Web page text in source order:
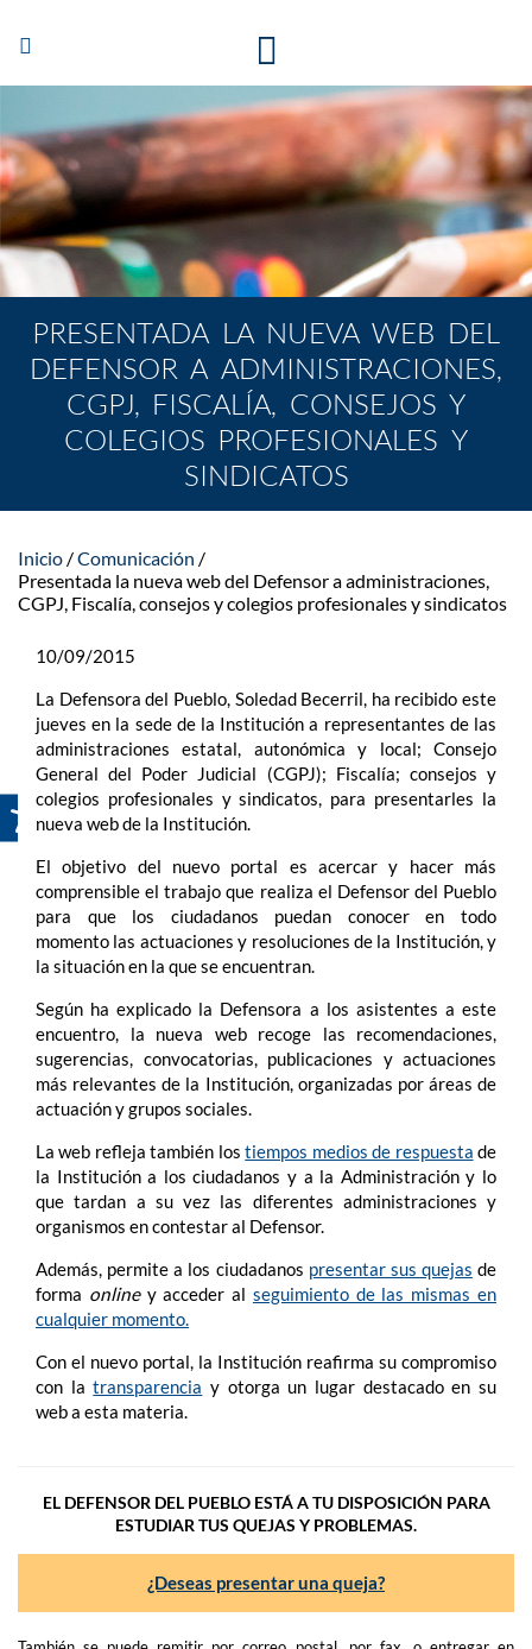
Abrir/Cerrar
navegación
PRESENTADA LA NUEVA WEB DEL
DEFENSOR A ADMINISTRACIONES,
CGPJ, FISCALÍA, CONSEJOS Y
COLEGIOS PROFESIONALES Y
SINDICATOS
Inicio
Comunicación
Presentada la nueva web del Defensor a administraciones,
CGPJ, Fiscalía, consejos y colegios profesionales y sindicatos
10/09/2015
La Defensora del Pueblo, Soledad Becerril, ha recibido este
jueves en la sede de la Institución a representantes de las
administraciones estatal, autonómica y local; Consejo
General del Poder Judicial (CGPJ); Fiscalía; consejos y
colegios profesionales y sindicatos, para presentarles la
nueva web de la Institución.
El objetivo del nuevo portal es acercar y hacer más
comprensible el trabajo que realiza el Defensor del Pueblo
para que los ciudadanos puedan conocer en todo
momento las actuaciones y resoluciones de la Institución, y
la situación en la que se encuentran.
Según ha explicado la Defensora a los asistentes a este
encuentro, la nueva web recoge las recomendaciones,
sugerencias, convocatorias, publicaciones y actuaciones
más relevantes de la Institución, organizadas por áreas de
actuación y grupos sociales.
La web refleja también lostiempos medios de respuesta de
la Institución a los ciudadanos y a la Administración y lo
que tardan a su vez las diferentes administraciones y
organismos en contestar al Defensor.
Además, permite a los ciudadanos presentar sus quejas de
forma onliney acceder al seguimiento de las mismas en
cualquier momento.
Con el nuevo portal, la Institución reafirma su compromiso
con latransparencia y otorga un lugar destacado en su
web a esta materia.
EL DEFENSOR DEL PUEBLO ESTÁ A TU DISPOSICIÓN PARA
ESTUDIAR TUS QUEJAS Y PROBLEMAS.
¿Deseas presentar una queja?